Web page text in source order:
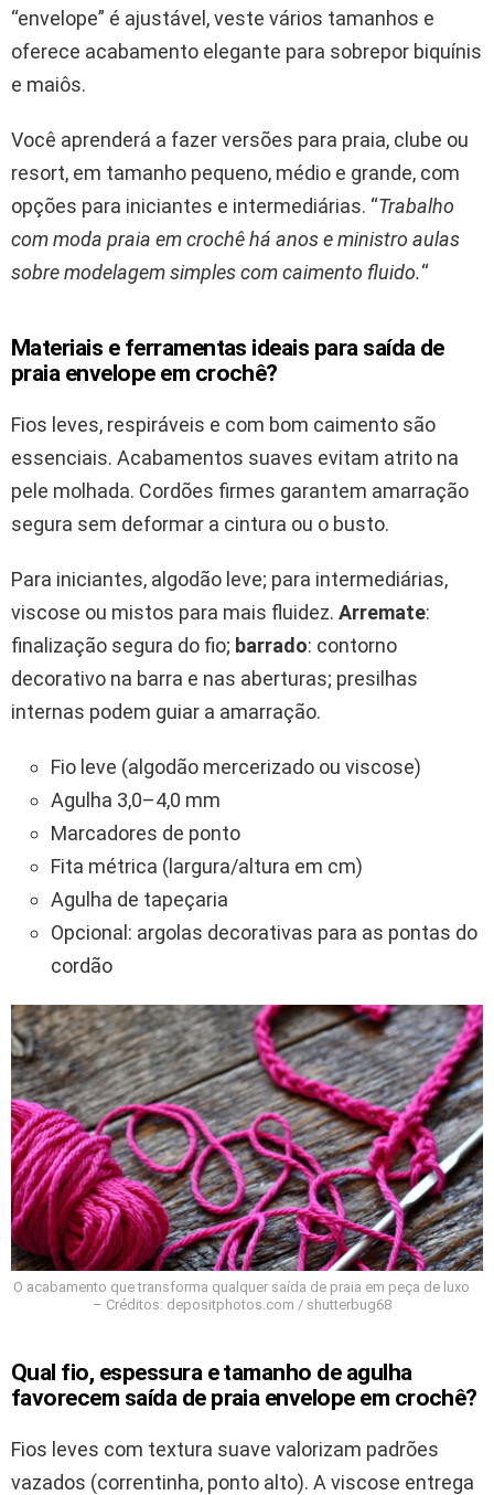
“envelope” é ajustável, veste vários tamanhos e
oferece acabamento elegante para sobrepor biquínis
e maiôs.
Você aprenderá a fazer versões para praia, clube ou
resort, em tamanho pequeno, médio e grande, com
opções para iniciantes e intermediárias. “Trabalho
com moda praia em crochê há anos e ministro aulas
sobre modelagem simples com caimento fluido.“
Materiais e ferramentas ideais para saída de
praia envelope em crochê?
Fios leves, respiráveis e com bom caimento são
essenciais. Acabamentos suaves evitam atrito na
pele molhada. Cordões firmes garantem amarração
segura sem deformar a cintura ou o busto.
Para iniciantes, algodão leve; para intermediárias,
viscose ou mistos para mais fluidez. Arremate:
finalização segura do fio; barrado: contorno
decorativo na barra e nas aberturas; presilhas
internas podem guiar a amarração.
Fio leve (algodão mercerizado ou viscose)
Agulha 3,0–4,0 mm
Marcadores de ponto
Fita métrica (largura/altura em cm)
Agulha de tapeçaria
Opcional: argolas decorativas para as pontas do
cordão
O acabamento que transforma qualquer saída de praia em peça de luxo
– Créditos: depositphotos.com / shutterbug68
Qual fio, espessura e tamanho de agulha
favorecem saída de praia envelope em crochê?
Fios leves com textura suave valorizam padrões
vazados (correntinha, ponto alto). A viscose entrega